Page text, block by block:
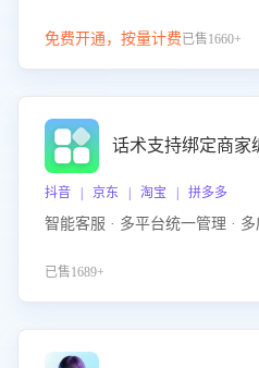
免费开通，按量计费已售1660+
话术支持绑定商家
抖音 | 京东 | 淘宝 | 拼多多
智能客服 · 多平台统一管理 ·
已售1689+